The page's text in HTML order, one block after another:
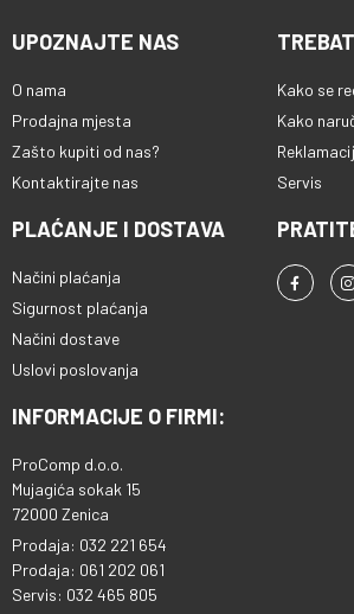
UPOZNAJTE NAS
O nama
Prodajna mjesta
Zašto kupiti od nas?
Kontaktirajte nas
Kako se
Kako
Servis
PLAĆANJE I DOSTAVA
Načini plaćanja
Sigurnost plaćanja
Načini dostave
Uslovi poslovanja
INFORMACIJE O FIRMI:
ProComp d.o.o.
Mujagića sokak 15
72000 Zenica
Prodaja: 032 221 654
Prodaja: 061 202 061
Servis: 032 465 805